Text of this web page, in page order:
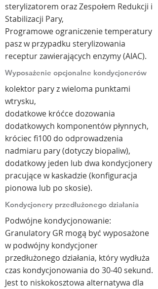
sterylizatorem oraz Zespołem Redukcji i
Stabilizacji Pary,
Programowe ograniczenie temperatury
pasz w przypadku sterylizowania
receptur zawierających enzymy (AIAC).
Wyposażenie opcjonalne kondycjonerów
kolektor pary z wieloma punktami
wtrysku,
dodatkowe króćce dozowania
dodatkowych komponentów płynnych,
króciec fi100 do odprowadzenia
nadmiaru pary (dotyczy biopaliw),
dodatkowy jeden lub dwa kondycjonery
pracujące w kaskadzie (konfiguracja
pionowa lub po skosie).​
Kondycjonery przedłużonego działania
Podwójne kondycjonowanie:
Granulatory GR mogą być wyposażone
w podwójny kondycjoner
przedłużonego działania, który wydłuża
czas kondycjonowania do 30-40 sekund.
Jest to niskokosztowa alternatywa dla